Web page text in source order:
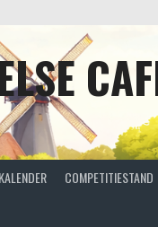
KALENDER COMPETITIESTAND